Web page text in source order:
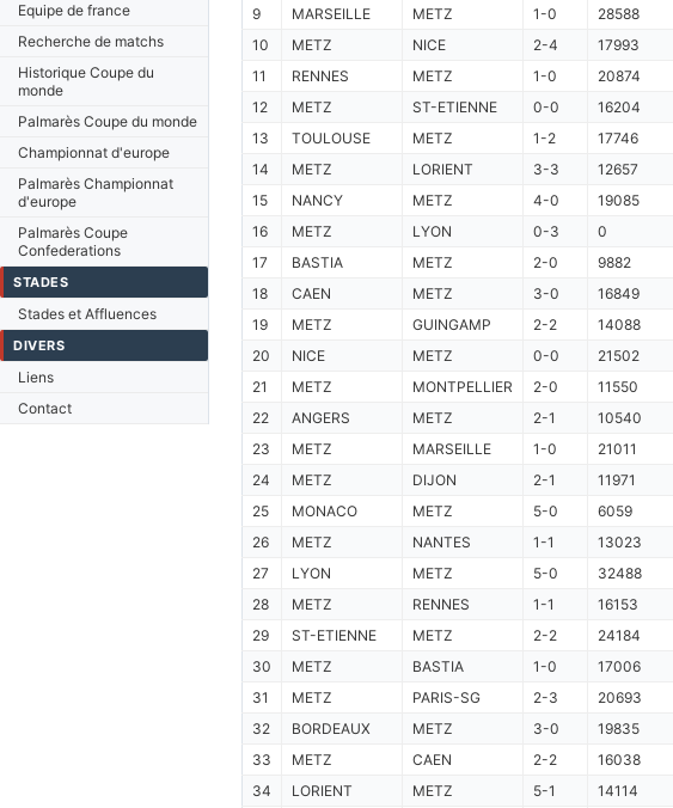
Equipe de france
Recherche de matchs
Historique Coupe du
monde
Palmarès Coupe du monde
Championnat d'europe
Palmarès Championnat
d'europe
Palmarès Coupe
Confederations
STADES
Stades et Affluences
DIVERS
Liens
Contact
9
MARSEILLE METZ 1-0
28588
10
METZ NICE 2-4
17993
11
RENNES METZ 1-0
20874
12
METZ ST-ETIENNE 0-0
16204
13
TOULOUSE METZ 1-2
17746
14
METZ LORIENT 3-3
12657
15
NANCY METZ 4-0
19085
16
METZ LYON 0-3
0
17
BASTIA METZ 2-0
9882
18
CAEN METZ 3-0
16849
19
METZ GUINGAMP 2-2
14088
20
NICE METZ 0-0 21502
21
METZ MONTPELLIER 2-0
11550
22
ANGERS METZ 2-1
10540
23
METZ MARSEILLE 1-0
21011
24
METZ DIJON 2-1
11971
25
MONACO METZ 5-0
6059
26
METZ NANTES 1-1
13023
27
LYON METZ 5-0 32488
28
METZ RENNES 1-1
16153
29
ST-ETIENNE METZ 2-2
24184
30
METZ BASTIA 1-0
17006
31
METZ PARIS-SG 2-3
20693
32
BORDEAUX METZ 3-0 19835
33
METZ CAEN 2-2
16038
34
LORIENT METZ 5-1
14114